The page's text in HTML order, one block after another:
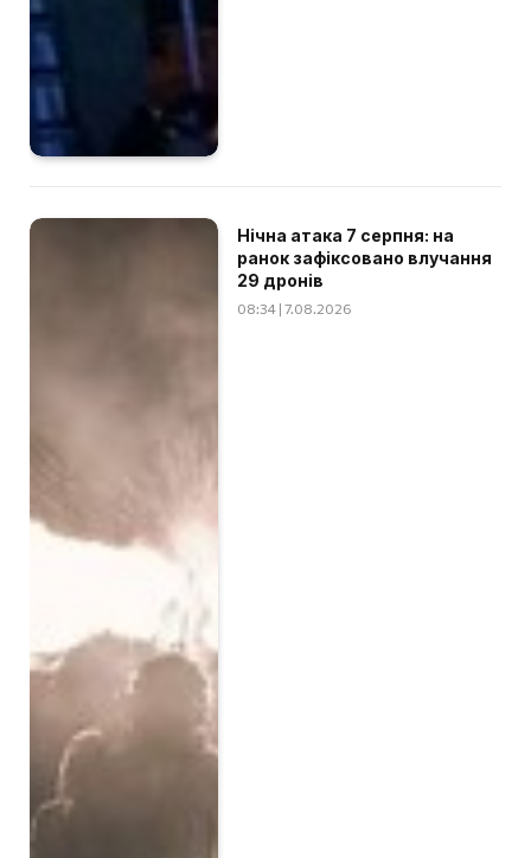
Нічна атака 7 серпня: на
ранок зафіксовано влучання
29 дронів
08:34 | 7.08.2026